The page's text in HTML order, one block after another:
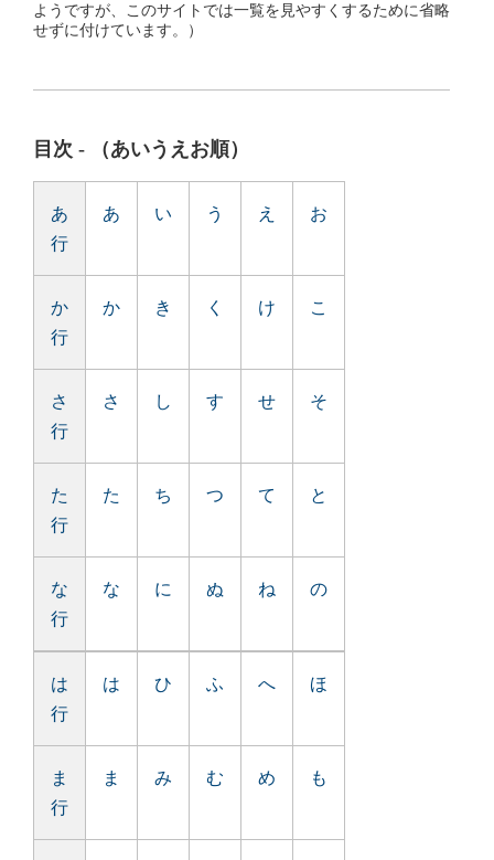
ようですが、このサイトでは一覧を見やすくするために省略
せずに付けています。）
目次 - （あいうえお順）
あ
行
あ い う え お
か
行
か き く け こ
さ
行
さ し す せ そ
た
行
た ち つ て と
な
行
な に ぬ ね の
は
行
は ひ ふ へ ほ
ま
行
ま み む め も